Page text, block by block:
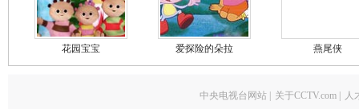
花园宝宝 爱探险的朵拉 燕尾侠
中央电视台网站 关于CCTV.com 人